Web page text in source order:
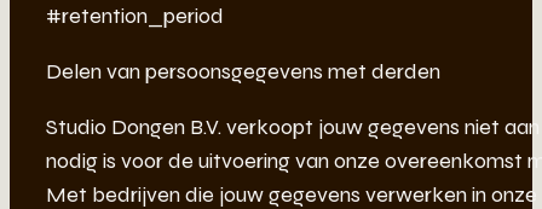
#retention_period
Delen van persoonsgegevens met derden
Studio Dongen B.V. verkoopt jouw gegevens niet
nodig is voor de uitvoering van onze
Met bedrijven die jouw gegevens verwerken in